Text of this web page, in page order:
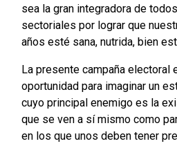
sea la gran integradora de
sectoriales por lograr que
años esté sana, nutrida, bien
La presente campaña electoral
oportunidad para imaginar un
cuyo principal enemigo es la
que se ven a sí mismo como
en los que unos deben tener